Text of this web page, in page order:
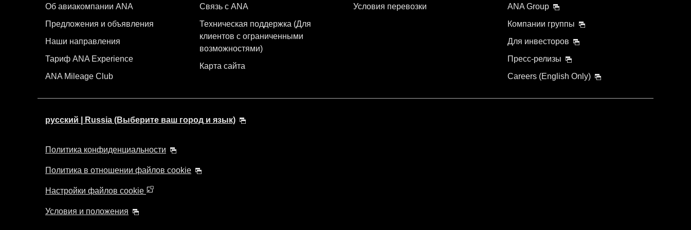
Об авиакомпании ANA
Предложения и объявления
Наши направления
Тариф ANA Experience
ANA Mileage Club
Связь с ANA
Техническая поддержка (Для
клиентов с ограниченными
возможностями)
Карта сайта
Условия перевозки
ANA Group
Компании группы
Для инвесторов
Пресс-релизы
Careers (English Only)
русский | Russia (Выберите ваш город и язык)
Политика конфиденциальности
Политика в отношении файлов cookie
Настройки файлов cookie
Условия и положения